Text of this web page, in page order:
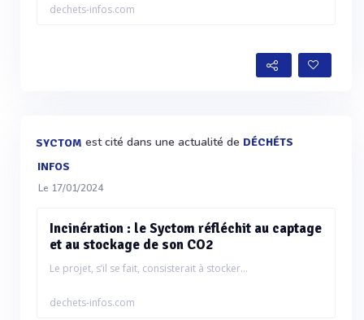
dechets-infos.com
SYCTOM est cité dans une actualité de DÉCHÉTS
INFOS
Le 17/01/2024
Incinération : le Syctom réfléchit au captage
et au stockage de son CO2
Le projet, s’il se fait, consisterait à stocker...
dechets-infos.com